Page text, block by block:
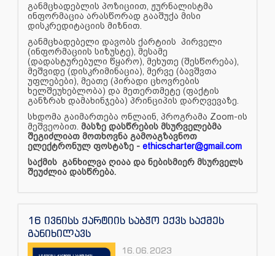
განმცხადებლის პოზიციით, ჟურნალისტმა
ინფორმაცია არასწორად გააშუქა მისი
დისკრედიტაციის მიზნით.
განმცხადებელი დავობს ქარტიის პირველი
(ინფორმაციის სიზუსტე), მესამე
(დადასტურებული წყარო), მეხუთე (შესწორება),
მეშვიდე (დისკრიმინაცია), მერვე (ბავშვთა
უფლებები), მეათე (პირადი ცხოვრების
ხელშეუხებლობა) და მეთერთმეტე (ფაქტის
განზრახ დამახინჯება) პრინციპის დარღვევაზე.
სხდომა გაიმართება ონლაინ, პროგრამა Zoom-ის
მეშვეობით. მასზე დასწრების მსურველებმა
შეგიძლიათ მოთხოვნა გამოაგზავნოთ
ელექტრონულ ფოსტაზე - ethicscharter@gmail.com
საქმის განხილვა ღიაა და ნებისმიერ მსურველს
შეუძლია დასწრება.
16 ივნისს ქარტიის საბჭო ექვს საქმეს
განიხილავს
16.06.2023